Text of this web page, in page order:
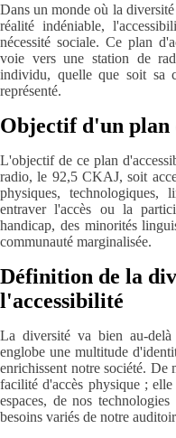
Dans un monde où la
réalité indéniable,
nécessité sociale. Ce plan
voie vers une station de
individu, quelle que soit sa
représenté.
Objectif d'un plan
L'objectif de ce plan
radio, le 92,5 CKAJ, soit
physiques, technologiques,
entraver l'accès ou la
handicap, des minorités
communauté marginalisée.
Définition de la
l'accessibilité
La diversité va bien au-
englobe une multitude
enrichissent notre société. De
facilité d'accès physique ;
espaces, de nos
besoins variés de notre